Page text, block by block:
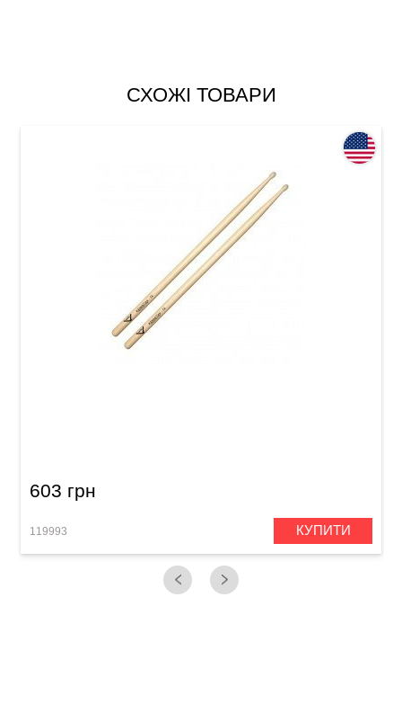
СХОЖІ ТОВАРИ
603 грн
119993 КУПИТИ